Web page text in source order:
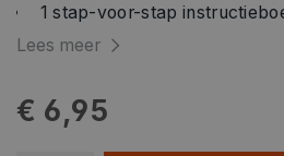
1 stap-voor-stap
Lees meer
€ 6,95